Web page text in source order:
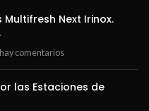
Next Irinox.
comentarios
las Estaciones de